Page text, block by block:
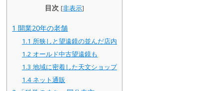
目次 [非表示]
1 開業20年の老舗
1.1 所狭しと望遠鏡の並んだ店内
1.2 オールド中古望遠鏡も
1.3 地域に密着した天文ショップ
1.4 ネット通販